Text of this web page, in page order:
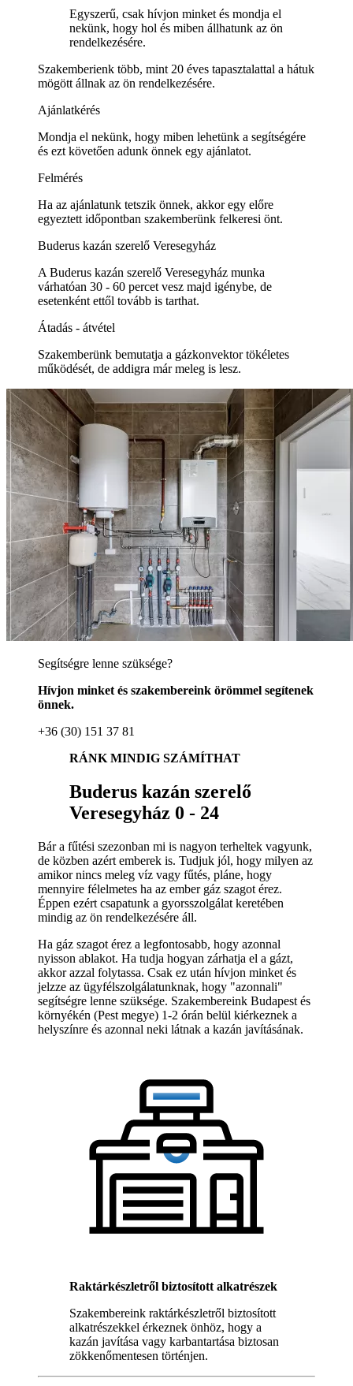
Egyszerű, csak hívjon minket és mondja el
nekünk, hogy hol és miben állhatunk az ön
rendelkezésére.
Szakemberienk több, mint 20 éves tapasztalattal a hátuk
mögött állnak az ön rendelkezésére.
Ajánlatkérés
Mondja el nekünk, hogy miben lehetünk a segítségére
és ezt követően adunk önnek egy ajánlatot.
Felmérés
Ha az ajánlatunk tetszik önnek, akkor egy előre
egyeztett időpontban szakemberünk felkeresi önt.
Buderus kazán szerelő Veresegyház
A Buderus kazán szerelő Veresegyház munka
várhatóan 30 - 60 percet vesz majd igénybe, de
esetenként ettől tovább is tarthat.
Átadás - átvétel
Szakemberünk bemutatja a gázkonvektor tökéletes
működését, de addigra már meleg is lesz.
Segítségre lenne szüksége?
Hívjon minket és szakembereink örömmel segítenek
önnek.
+36 (30) 151 37 81
RÁNK MINDIG SZÁMÍTHAT
Buderus kazán szerelő
Veresegyház 0 - 24
Bár a fűtési szezonban mi is nagyon terheltek vagyunk,
de közben azért emberek is. Tudjuk jól, hogy milyen az
amikor nincs meleg víz vagy fűtés, pláne, hogy
mennyire félelmetes ha az ember gáz szagot érez.
Éppen ezért csapatunk a gyorsszolgálat keretében
mindig az ön rendelkezésére áll.
Ha gáz szagot érez a legfontosabb, hogy azonnal
nyisson ablakot. Ha tudja hogyan zárhatja el a gázt,
akkor azzal folytassa. Csak ez után hívjon minket és
jelzze az ügyfélszolgálatunknak, hogy "azonnali"
segítségre lenne szüksége. Szakembereink Budapest és
környékén (Pest megye) 1-2 órán belül kiérkeznek a
helyszínre és azonnal neki látnak a kazán javításának.
Raktárkészletről biztosított alkatrészek
Szakembereink raktárkészletről biztosított
alkatrészekkel érkeznek önhöz, hogy a
kazán javítása vagy karbantartása biztosan
zökkenőmentesen történjen.